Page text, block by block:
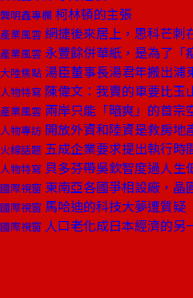
龔明鑫專欄 柯林頓的主張
產業風雲 網捷後來居上，思科芒刺
產業風雲 永豐餘併華紙，是為了「
大陸焦點 湯臣董事長湯君年搬出浦
人物特寫 陳偉文：我賣的車要比玉
產業風雲 兩岸只能「暗爽」的首宗
人物專訪 開放外資和陸資是救房地
火線話題 五成企業要求提出執行時
人物特寫 貝多芬帶吳欽智度過人生
國際視窗 東南亞各國爭相設廠，晶
國際視窗 馬哈迪的科技大夢遭質疑
國際視窗 人口老化成日本經濟的另